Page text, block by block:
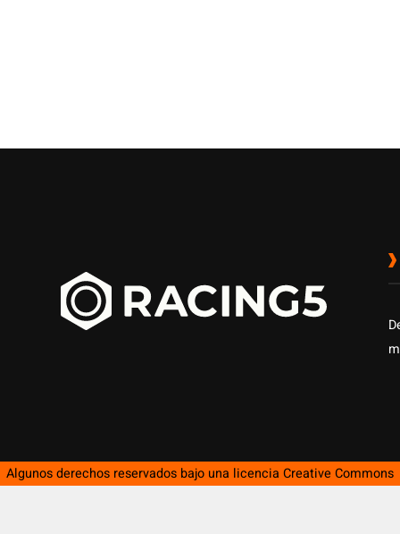
Algunos derechos reservados bajo una licencia Creative Commons